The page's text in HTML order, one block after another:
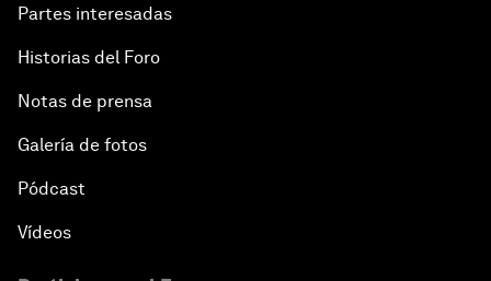
Partes interesadas
Historias del Foro
Notas de prensa
Galería de fotos
Pódcast
Vídeos